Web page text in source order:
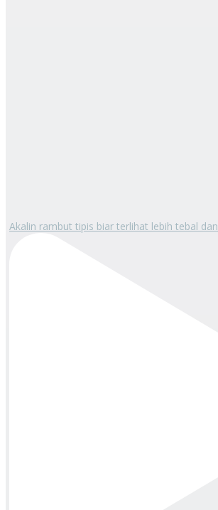
Akalin rambut tipis biar terlihat lebih tebal dan